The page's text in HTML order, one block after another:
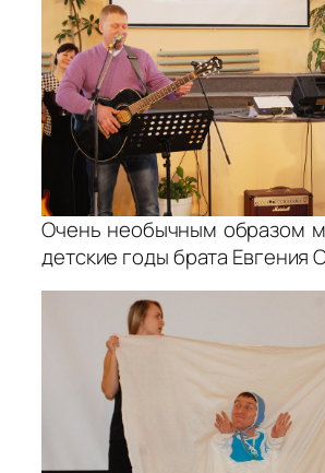
Очень необычным образом
детские годы брата Евгения